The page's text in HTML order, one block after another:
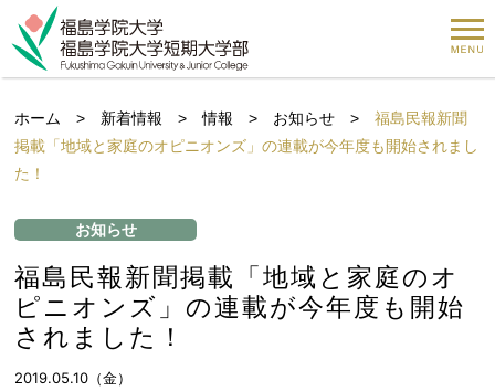
ホーム > 新着情報 >情報 > お知らせ >福島民報新聞
掲載「地域と家庭のオピニオンズ」の連載が今年度も開始されまし
た！
お知らせ
福島民報新聞掲載「地域と家庭のオ
ピニオンズ」の連載が今年度も開始
されました！
2019.05.10（金）